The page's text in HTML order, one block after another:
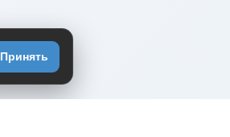
Принять